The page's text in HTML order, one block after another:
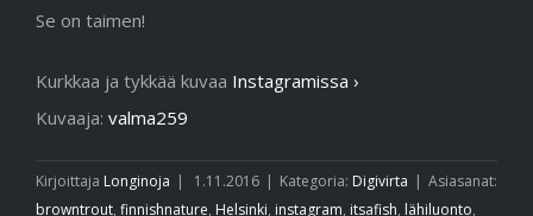
Se on taimen!
Kurkkaa ja tykkää kuvaa Instagramissa ›
Kuvaaja: valma259
Kirjoittaja Longinoja 1.11.2016 Kategoria: Digivirta
Asiasanat:
browntrout, finnishnature, Helsinki, instagram, itsafish, lähiluonto,